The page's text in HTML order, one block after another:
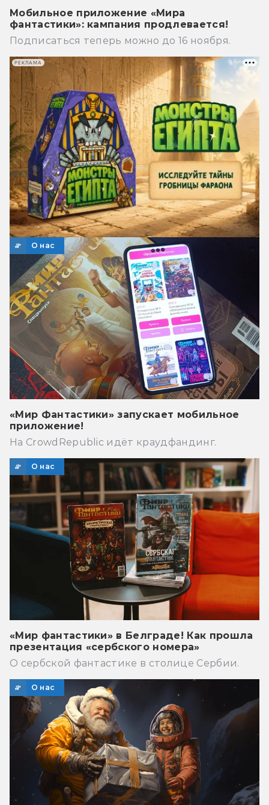
Мобильное приложение «Мира
фантастики»: кампания продлевается!
Подписаться теперь можно до 16 ноября.
О нас
«Мир Фантастики» запускает мобильное
приложение!
На CrowdRepublic идёт краудфандинг.
О нас
«Мир фантастики» в Белграде! Как прошла
презентация «сербского номера»
О сербской фантастике в столице Сербии.
О нас
РЕКЛАМА